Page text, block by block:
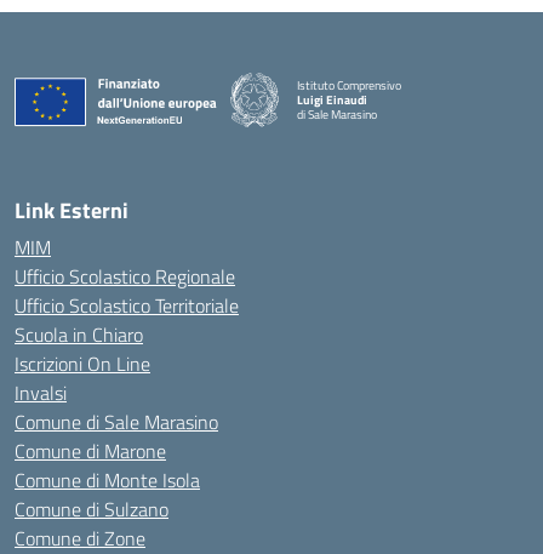
Istituto Comprensivo
Luigi Einaudi
di Sale Marasino
Link Esterni
MIM
Ufficio Scolastico Regionale
Ufficio Scolastico Territoriale
Scuola in Chiaro
Iscrizioni On Line
Invalsi
Comune di Sale Marasino
Comune di Marone
Comune di Monte Isola
Comune di Sulzano
Comune di Zone